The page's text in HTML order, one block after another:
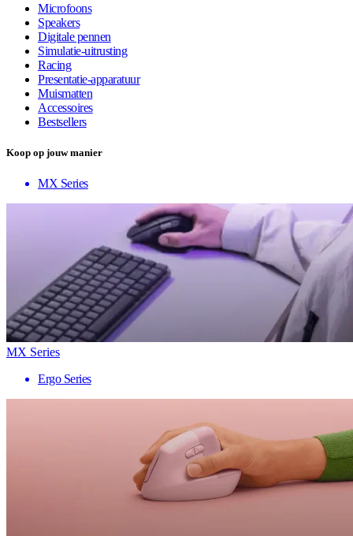
Microfoons
Speakers
Digitale pennen
Simulatie-uitrusting
Racing
Presentatie-apparatuur
Muismatten
Accessoires
Bestsellers
Koop op jouw manier
MX Series
MX Series
Ergo Series